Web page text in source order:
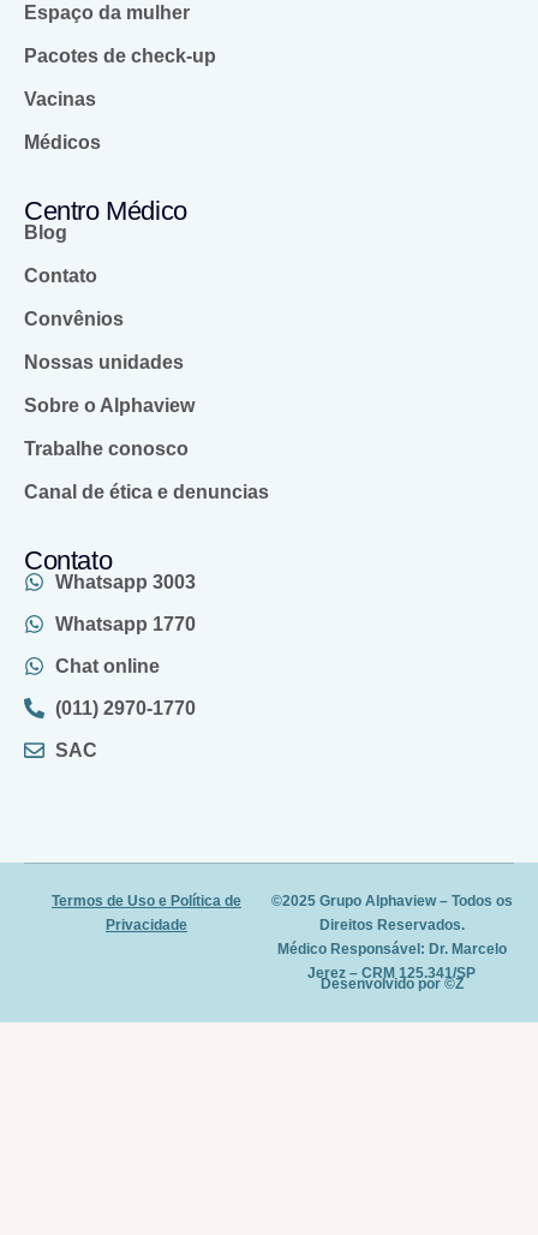
Espaço da mulher
Pacotes de check-up
Vacinas
Médicos
Centro Médico
Blog
Contato
Convênios
Nossas unidades
Sobre o Alphaview
Trabalhe conosco
Canal de ética e denuncias
Contato
Whatsapp 3003
Whatsapp 1770
Chat online
(011) 2970-1770
SAC
©2025 Grupo Alphaview – Todos os
Direitos Reservados.
Médico Responsável: Dr. Marcelo
Jerez – CRM 125.341/SP
Desenvolvido por ©Z
Termos de Uso e Política de
Privacidade